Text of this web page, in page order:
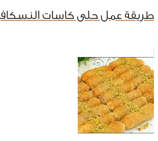
طريقة عمل حلى كاسات